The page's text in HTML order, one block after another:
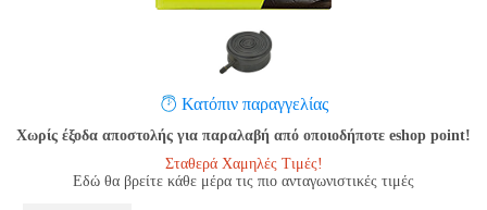
Κατόπιν παραγγελίας
Χωρίς έξοδα αποστολής για παραλαβή από οποιοδήποτε eshop point!
Σταθερά Χαμηλές Τιμές!
Εδώ θα βρείτε κάθε μέρα τις πιο ανταγωνιστικές τιμές